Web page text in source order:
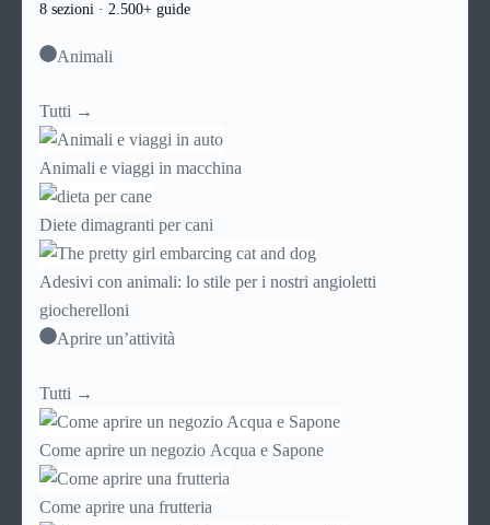
8 sezioni · 2.500+ guide
Animali
Tutti →
Animali e viaggi in macchina
Diete dimagranti per cani
Adesivi con animali: lo stile per i nostri angioletti
giocherelloni
Aprire un’attività
Tutti →
Come aprire un negozio Acqua e Sapone
Come aprire una frutteria